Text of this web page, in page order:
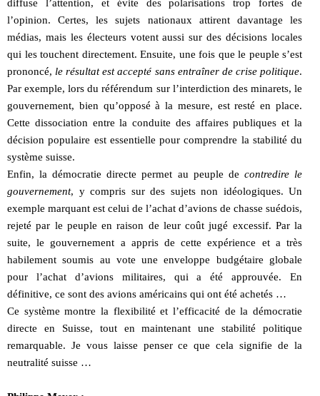
diffuse l’attention, et évite des polarisations trop fortes de
l’opinion. Certes, les sujets nationaux attirent davantage les
médias, mais les électeurs votent aussi sur des décisions locales
qui les touchent directement. Ensuite, une fois que le peuple s’est
prononcé, le résultat est accepté sans entraîner de crise politique.
Par exemple, lors du référendum sur l’interdiction des minarets, le
gouvernement, bien qu’opposé à la mesure, est resté en place.
Cette dissociation entre la conduite des affaires publiques et la
décision populaire est essentielle pour comprendre la stabilité du
système suisse.
Enfin, la démocratie directe permet au peuple de contredire le
gouvernement, y compris sur des sujets non idéologiques. Un
exemple marquant est celui de l’achat d’avions de chasse suédois,
rejeté par le peuple en raison de leur coût jugé excessif. Par la
suite, le gouvernement a appris de cette expérience et a très
habilement soumis au vote une enveloppe budgétaire globale
pour l’achat d’avions militaires, qui a été approuvée. En
définitive, ce sont des avions américains qui ont été achetés …
Ce système montre la flexibilité et l’efficacité de la démocratie
directe en Suisse, tout en maintenant une stabilité politique
remarquable. Je vous laisse penser ce que cela signifie de la
neutralité suisse …